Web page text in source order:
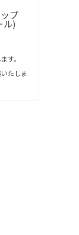
プ
ル)
す。
たしま